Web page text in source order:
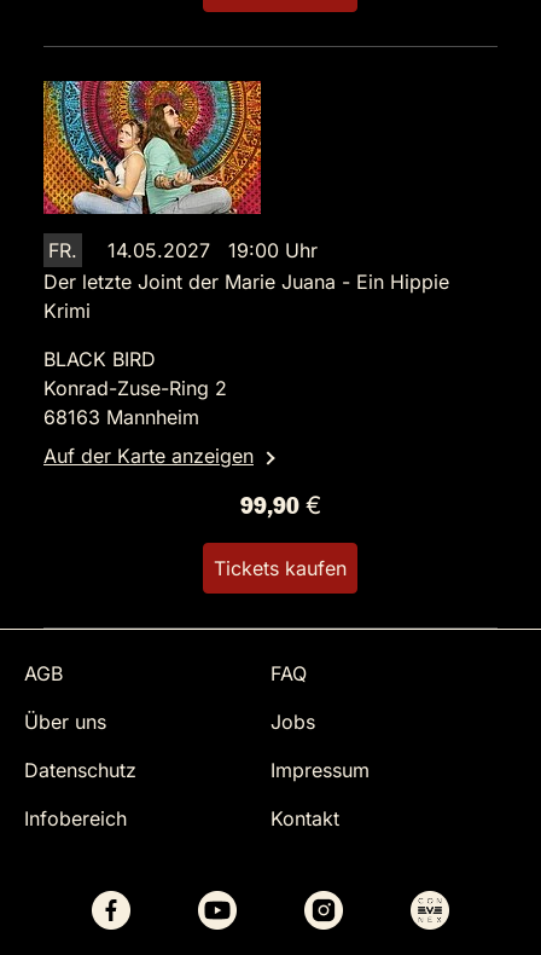
FR.
14.05.2027 19:00 Uhr
Der letzte Joint der Marie Juana - Ein Hippie
Krimi
BLACK BIRD
Konrad-Zuse-Ring 2
68163 Mannheim
Auf der Karte anzeigen
99,90 €
Tickets kaufen
AGB
FAQ
Über uns
Jobs
Datenschutz
Impressum
Infobereich
Kontakt